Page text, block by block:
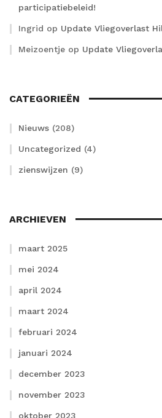
participatiebeleid!
Ingrid op Update Vliegoverlast
Meizoentje op Update
CATEGORIEËN
Nieuws (208)
Uncategorized (4)
zienswijzen (9)
ARCHIEVEN
maart 2025
mei 2024
april 2024
maart 2024
februari 2024
januari 2024
december 2023
november 2023
oktober 2023